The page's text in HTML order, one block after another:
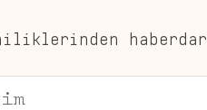
haberdar